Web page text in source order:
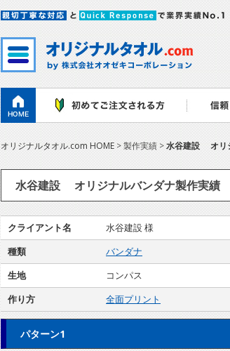
オリジナルタオル.com HOME> 製作実績 >水谷建設 オリ
水谷建設 オリジナルバンダナ製作実績
クライアント名
水谷建設 様
種類
バンダナ
生地
コンパス
作り方
全面プリント
パターン1